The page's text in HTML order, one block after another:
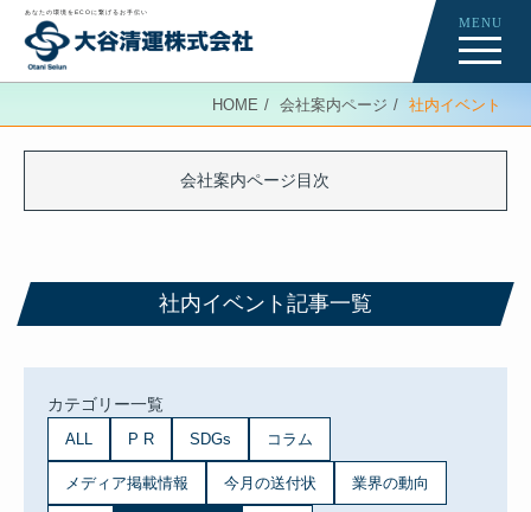
あなたの環境をECOに繋げるお手伝い
MENU
会社案内ページ
News
ニュース記事一覧
Re-Creation HOME 会社案内ページ 社内イベント
会社案内ページ目次
社内イベント記事一覧
カテゴリー一覧
ALL P R SDGs コラム
メディア掲載情報 今月の送付状 業界の動向